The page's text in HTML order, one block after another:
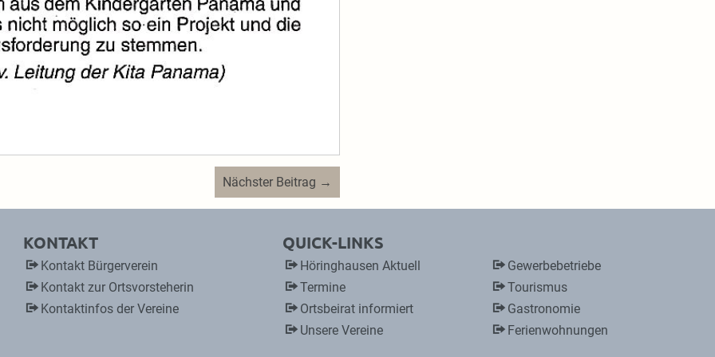
Nächster Beitrag →
KONTAKT
Kontakt Bürgerverein
Kontakt zur Ortsvorsteherin
Kontaktinfos der Vereine
QUICK-LINKS
Höringhausen Aktuell
Termine
Ortsbeirat informiert
Unsere Vereine
Gewerbebetriebe
Tourismus
Gastronomie
Ferienwohnungen